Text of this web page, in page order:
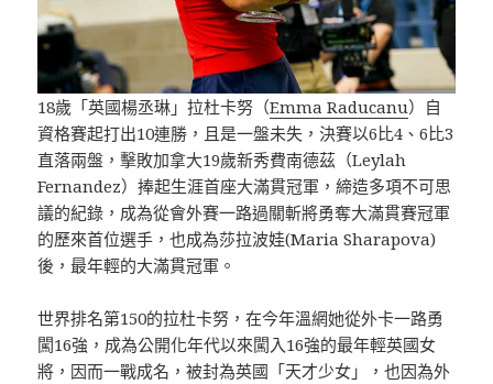
18歲「英國楊丞琳」拉杜卡努（Emma Raducanu）自
資格賽起打出10連勝，且是一盤未失，決賽以6比4、6比3
直落兩盤，擊敗加拿大19歲新秀費南德茲（Leylah
Fernandez）捧起生涯首座大滿貫冠軍，締造多項不可思
議的紀錄，成為從會外賽一路過關斬將勇奪大滿貫賽冠軍
的歷來首位選手，也成為莎拉波娃(Maria Sharapova)
後，最年輕的大滿貫冠軍。
世界排名第150的拉杜卡努，在今年溫網她從外卡一路勇
闖16強，成為公開化年代以來闖入16強的最年輕英國女
將，因而一戰成名，被封為英國「天才少女」，也因為外